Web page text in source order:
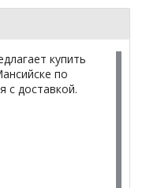
купить
по
с доставкой.